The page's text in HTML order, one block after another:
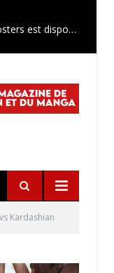
L’AnimeLand Hors-Série – Spécial Posters est disponible !
Kardashian